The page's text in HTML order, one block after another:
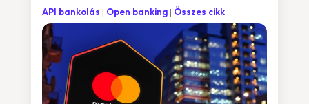
API bankolás Open banking Összes cikk